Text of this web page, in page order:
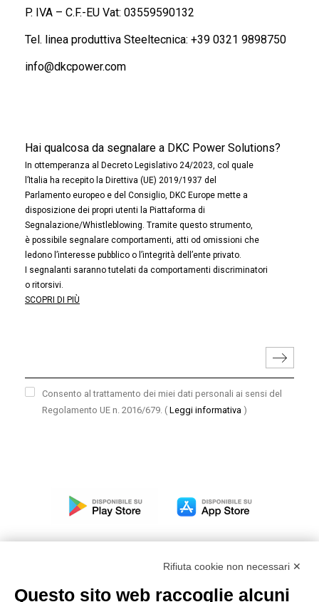
P. IVA – C.F.-EU Vat: 03559590132
Tel. linea produttiva Steeltecnica: +39 0321 9898750
info@dkcpower.com
Hai qualcosa da segnalare a DKC Power Solutions?
In ottemperanza al Decreto Legislativo 24/2023, col quale
l’Italia ha recepito la Direttiva (UE) 2019/1937 del
Parlamento europeo e del Consiglio, DKC Europe mette a
disposizione dei propri utenti la Piattaforma di
Segnalazione/Whistleblowing. Tramite questo strumento,
è possibile segnalare comportamenti, atti od omissioni che
ledono l’interesse pubblico o l’integrità dell’ente privato.
I segnalanti saranno tutelati da comportamenti discriminatori
o ritorsivi.
SCOPRI DI PIÙ
Consento al trattamento dei miei dati personali ai sensi del
Regolamento UE n. 2016/679. ( Leggi informativa )
Rifiuta cookie non necessari ✕
Questo sito web raccoglie alcuni